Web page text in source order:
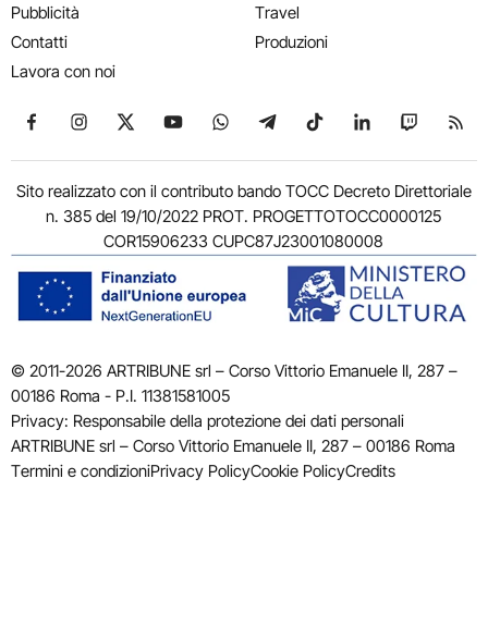
Pubblicità
Contatti
Lavora con noi
Travel
Produzioni
Seguici su Facebook
Seguici su Instagram
Seguici su X
Seguici su YouTube
Seguici su WhatsApp
Seguici su Telegram
Seguici su TikTok
Seguici su
Seguici
Sito realizzato con il contributo bando TOCC Decreto Direttoriale
n. 385 del 19/10/2022 PROT. PROGETTOTOCC0000125
COR15906233 CUPC87J23001080008
© 2011-2026 ARTRIBUNE srl – Corso Vittorio Emanuele II, 287 –
00186 Roma - P.I. 11381581005
Privacy: Responsabile della protezione dei dati personali
ARTRIBUNE srl – Corso Vittorio Emanuele II, 287 – 00186 Roma
Termini e condizioniPrivacy PolicyCookie PolicyCredits